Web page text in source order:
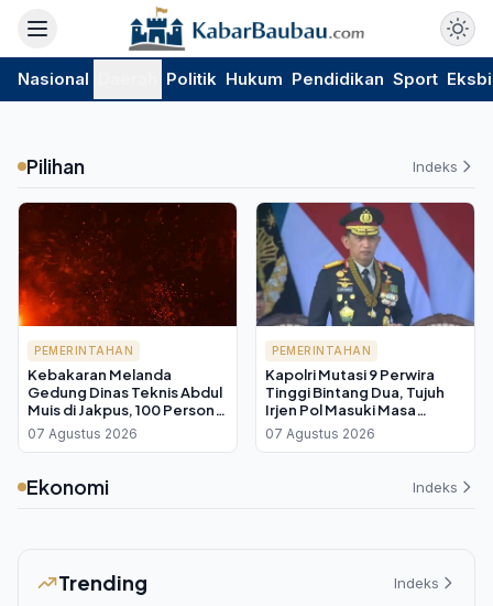
Nasional Politik Hukum Pendidikan Sport
Pilihan Indeks
PEMERINTAHAN
Kebakaran Melanda
Gedung Dinas Teknis Abdul
Muis di Jakpus, 100 Personel
Damkar Diterjunkan
07 Agustus 2026
PEMERINTAHAN
Kapolri Mutasi 9 Perwira
Tinggi Bintang Dua, Tujuh
Irjen Pol Masuki Masa
Pensiun
07 Agustus 2026
Ekonomi Indeks
Trending Indeks